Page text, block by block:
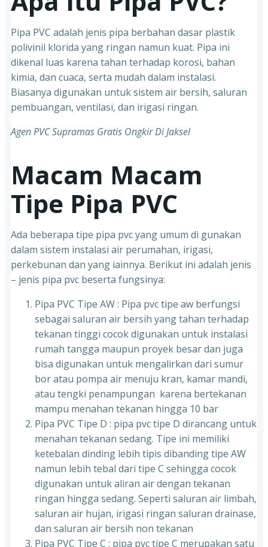
Pipa PVC adalah jenis pipa berbahan dasar plastik
polivinil klorida yang ringan namun kuat. Pipa ini
dikenal luas karena tahan terhadap korosi, bahan
kimia, dan cuaca, serta mudah dalam instalasi.
Biasanya digunakan untuk sistem air bersih, saluran
pembuangan, ventilasi, dan irigasi ringan.
Agen PVC Supramas Gratis Ongkir Di Jaksel
Macam Macam
Tipe Pipa PVC
Ada beberapa tipe pipa pvc yang umum di gunakan
dalam sistem instalasi air perumahan, irigasi,
perkebunan dan yang iainnya. Berikut ini adalah jenis
– jenis pipa pvc beserta fungsinya:
Pipa PVC Tipe AW : Pipa pvc tipe aw berfungsi
sebagai saluran air bersih yang tahan terhadap
tekanan tinggi cocok digunakan untuk instalasi
rumah tangga maupun proyek besar dan juga
bisa digunakan untuk mengalirkan dari sumur
bor atau pompa air menuju kran, kamar mandi,
atau tengki penampungan karena bertekanan
mampu menahan tekanan hingga 10 bar
Pipa PVC Tipe D : pipa pvc tipe D dirancang untuk
menahan tekanan sedang. Tipe ini memiliki
ketebalan dinding lebih tipis dibanding tipe AW
namun lebih tebal dari tipe C sehingga cocok
digunakan untuk aliran air dengan tekanan
ringan hingga sedang. Seperti saluran air limbah,
saluran air hujan, irigasi ringan saluran drainase,
dan saluran air bersih non tekanan
Pipa PVC Tipe C : pipa pvc tipe C merupakan satu